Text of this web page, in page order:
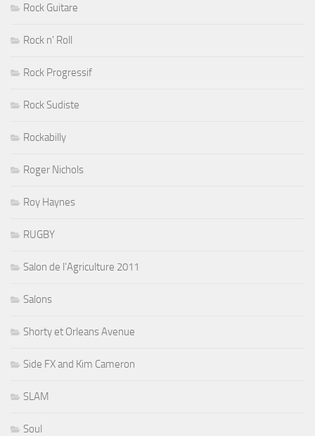
Rock Guitare
Rock n' Roll
Rock Progressif
Rock Sudiste
Rockabilly
Roger Nichols
Roy Haynes
RUGBY
Salon de l'Agriculture 2011
Salons
Shorty et Orleans Avenue
Side FX and Kim Cameron
SLAM
Soul